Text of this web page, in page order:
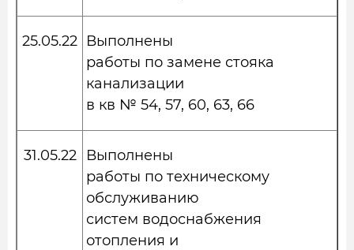
25.05.22 Выполнены
работы по замене стояка
канализации
в кв № 54, 57, 60, 63, 66
31.05.22
Выполнены
работы по техническому
обслуживанию
систем водоснабжения
отопления и